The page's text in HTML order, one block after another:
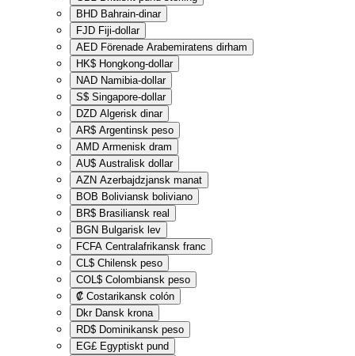
BHD Bahrain-dinar
FJD Fiji-dollar
AED Förenade Arabemiratens dirham
HK$ Hongkong-dollar
NAD Namibia-dollar
S$ Singapore-dollar
DZD Algerisk dinar
AR$ Argentinsk peso
AMD Armenisk dram
AU$ Australisk dollar
AZN Azerbajdzjansk manat
BOB Boliviansk boliviano
BR$ Brasiliansk real
BGN Bulgarisk lev
FCFA Centralafrikansk franc
CL$ Chilensk peso
COL$ Colombiansk peso
₡ Costarikansk colón
Dkr Dansk krona
RD$ Dominikansk peso
EG£ Egyptiskt pund